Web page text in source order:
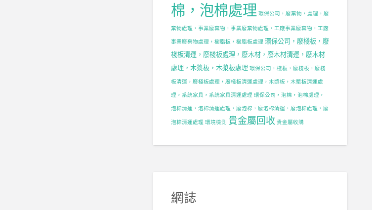
棉，泡棉處理 環保公司，廢棄物，處理，廢
棄物處理，事業廢棄物，事業廢棄物處理，工廠事業廢棄物，工廠
事業廢棄物處理，樹脂板，樹脂板處理 環保公司，廢棧板，廢
棧板清運，廢棧板處理，廢木材，廢木材清運，廢木材
處理，木漿板，木漿板處理 環保公司，棧板，廢棧板，廢棧
板清運，廢棧板處理，廢棧板清運處理，木漿板，木漿板清運處
理，系統家具，系統家具清運處理 環保公司，泡棉，泡棉處理，
泡棉清運，泡棉清運處理，廢泡棉，廢泡棉清運，廢泡棉處理，廢
泡棉清運處理 環境檢測 貴金屬回收 貴金屬收購
網誌